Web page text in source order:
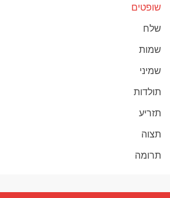
שופטים
שלח
שמות
שמיני
תולדות
תזריע
תצוה
תרומה